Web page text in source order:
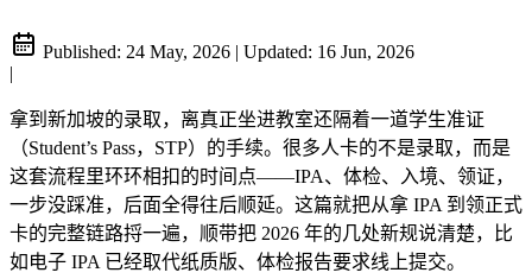
Published: 24 May, 2026 | Updated: 16 Jun, 2026
|
拿到新加坡的录取，离真正坐进教室还隔着一道学生准证
（Student’s Pass，STP）的手续。很多人卡的不是录取，而是
这套流程里环环相扣的时间点——IPA、体检、入境、领证，
一步没踩准，后面全得往后顺延。这篇就把从拿 IPA 到领正式
卡的完整链路捋一遍，顺带把 2026 年的几处新规说清楚，比
如电子 IPA 已经取代纸质版、体检报告要求线上提交。